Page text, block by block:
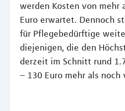
werden Kosten von mehr
Euro erwartet. Dennoch
für Pflegebedürftige
diejenigen, die den
derzeit im Schnitt rund
– 130 Euro mehr als noch